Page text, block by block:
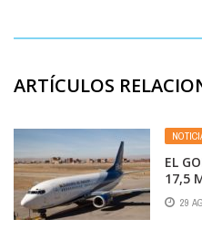
ARTÍCULOS
EL
17,5
PARA
29